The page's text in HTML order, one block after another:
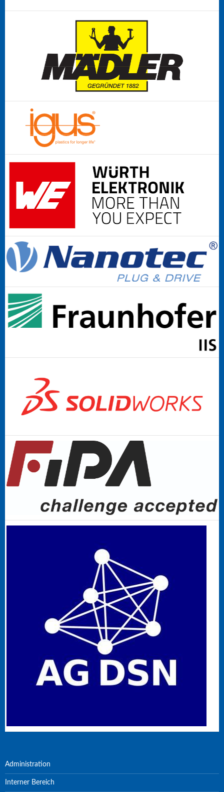
Administration
Interner Bereich